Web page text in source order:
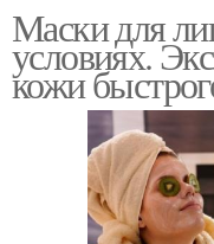
Маски для
условиях.
кожи